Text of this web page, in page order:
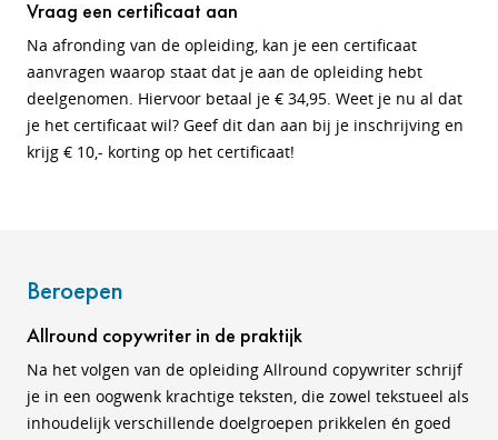
Vraag een certificaat aan
Na afronding van de opleiding, kan je een certificaat
aanvragen waarop staat dat je aan de opleiding hebt
deelgenomen. Hiervoor betaal je € 34,95. Weet je nu al dat
je het certificaat wil? Geef dit dan aan bij je inschrijving en
krijg € 10,- korting op het certificaat!
Beroepen
Allround copywriter in de praktijk
Na het volgen van de opleiding Allround copywriter schrijf
je in een oogwenk krachtige teksten, die zowel tekstueel als
inhoudelijk verschillende doelgroepen prikkelen én goed